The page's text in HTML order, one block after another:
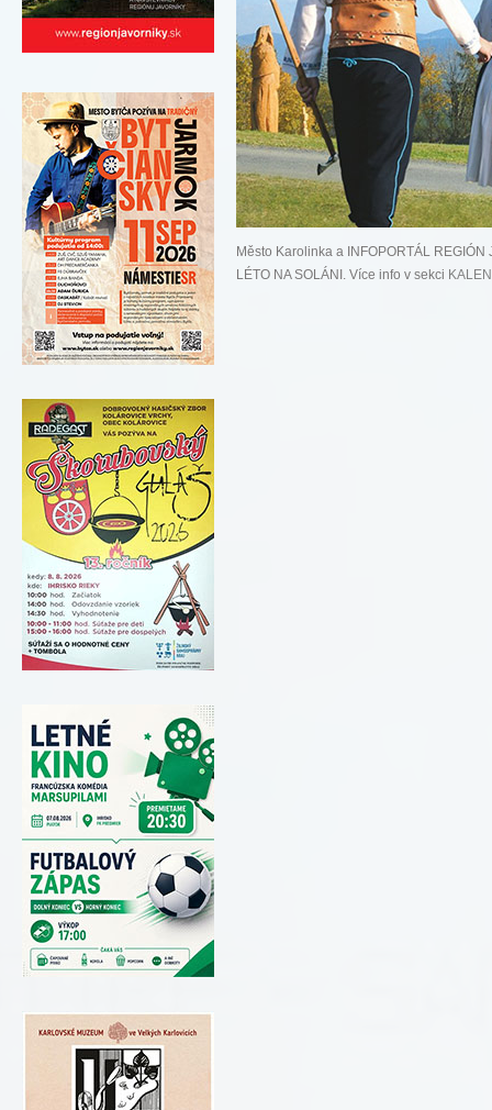
Město Karolinka a INFOPORTÁL
LÉTO NA SOLÁNI. Více info v sekci